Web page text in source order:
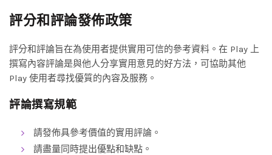
評分和評論發佈政策
評分和評論旨在為使用者提供實用可信的參考資料。在 Play 上
撰寫內容評論是與他人分享實用意見的好方法，可協助其他
Play 使用者尋找優質的內容及服務。
評論撰寫規範
請發佈具參考價值的實用評論。
請盡量同時提出優點和缺點。